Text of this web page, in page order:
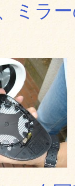
ミラ